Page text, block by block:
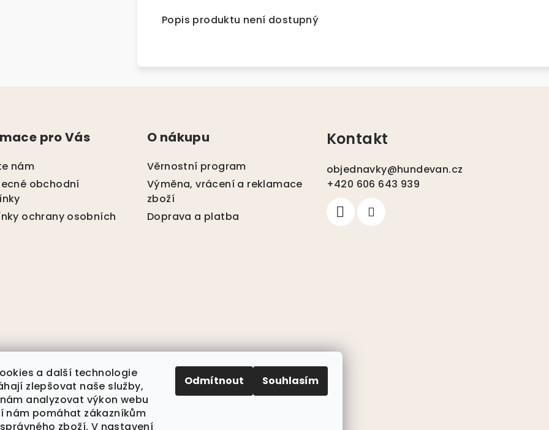
a další technologie
zlepšovat naše služby,
analyzovat výkon webu
nám pomáhat zákazníkům
zboží. V nastavení
Odmítnout Souhlasím
Popis produktu není dostupný
pro Vás
nám
obchodní
ochrany osobních
O nákupu
Věrnostní program
Výměna, vrácení a reklamace
zboží
Doprava a platba
Kontakt
objednavky@hundevan.cz
+420 606 643 939